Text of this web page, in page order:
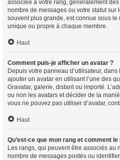
associée à votre rang, généralement
nombre de messages ou votre statut sur
souvent plus grande, est connue sous le
unique ou propre à chaque membre.
Haut
Comment puis-je afficher un avatar ?
Depuis votre panneau d’utilisateur,
ajouter un avatar en utilisant l’une des
Gravatar, galerie, distant ou importé.
ou non les avatars et décider de la
vous ne pouvez pas utiliser d’avatar,
Haut
Qu’est-ce que mon rang et comment
Les rangs, qui peuvent être associés au
nombre de messages postés ou